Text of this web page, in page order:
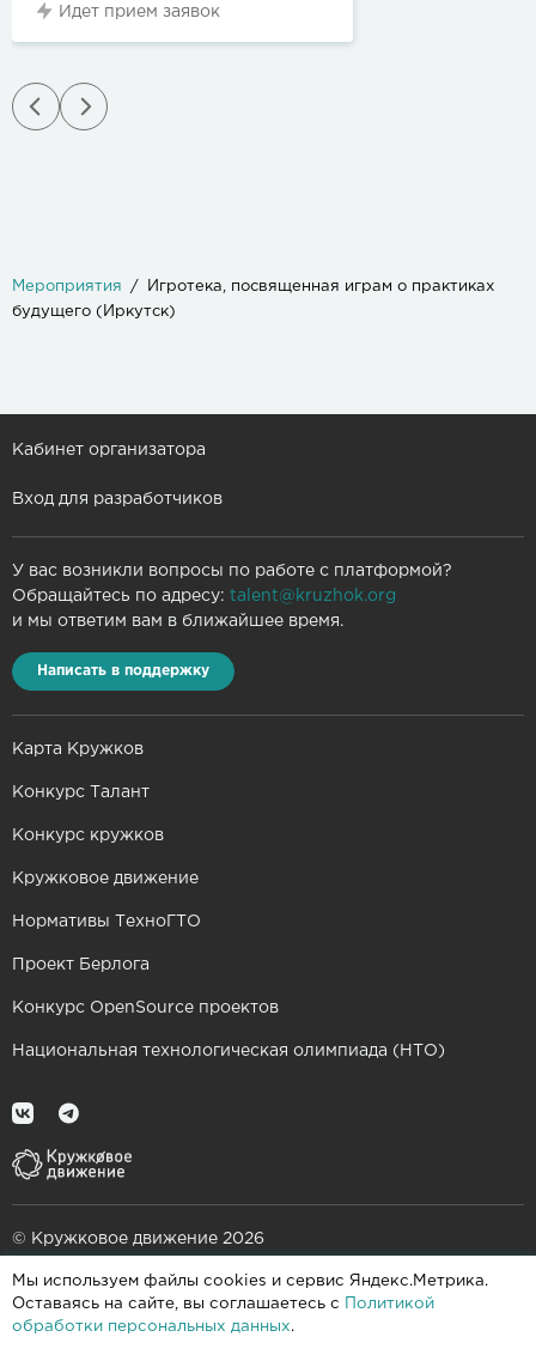
Мы используем файлы cookies и сервис Яндекс.Метрика.
Оставаясь на сайте, вы соглашаетесь с
Политикой
обработки персональных данных.
Идет прием заявок
Мероприятия
Игротека, посвященная играм о практиках
будущего (Иркутск)
Кабинет организатора
Вход для разработчиков
У вас возникли вопросы по работе с платформой?
Обращайтесь по адресу: talent@kruzhok.org
и мы ответим вам в ближайшее время.
Написать в поддержку
Карта Кружков
Конкурс Талант
Конкурс кружков
Кружковое движение
Нормативы ТехноГТО
Проект Берлога
Конкурс OpenSource проектов
Национальная технологическая олимпиада (НТО)
© Кружковое движение 2026
При поддержке
Пользовательское соглашение